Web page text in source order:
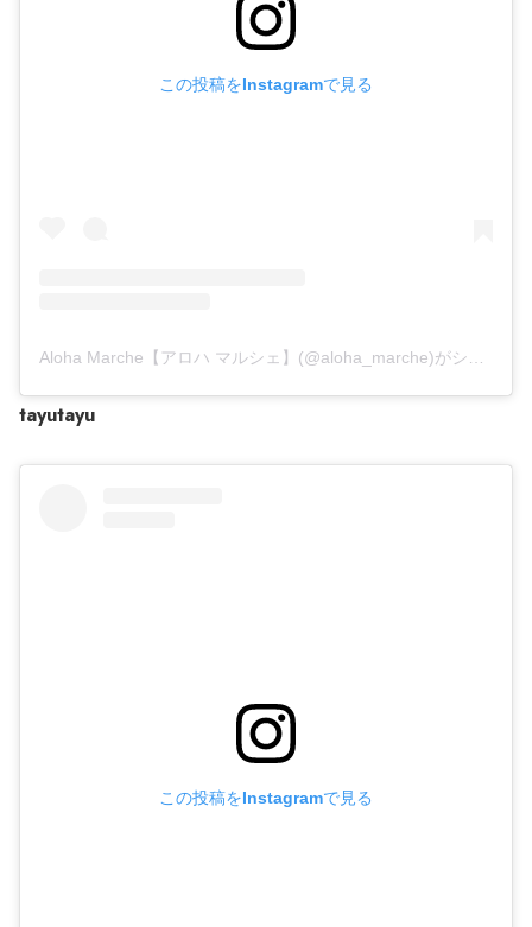
この投稿をInstagramで見る
Aloha Marche【アロハ マルシェ】(@aloha_marche)がシェアした投稿
tayutayu
この投稿をInstagramで見る